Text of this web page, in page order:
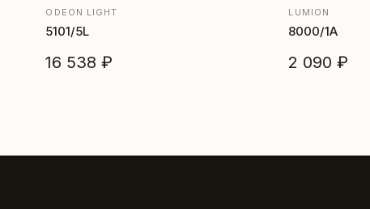
ODEON LIGHT
5101/5L
16 538 ₽
LUMION
8000/1A
2 090 ₽